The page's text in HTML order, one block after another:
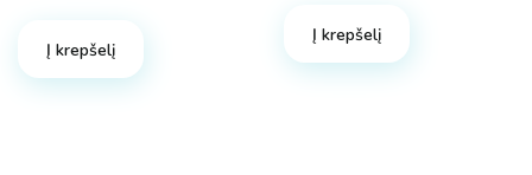
Į krepšelį
was:
4.90 €.
3.98 €.
Į krepšelį